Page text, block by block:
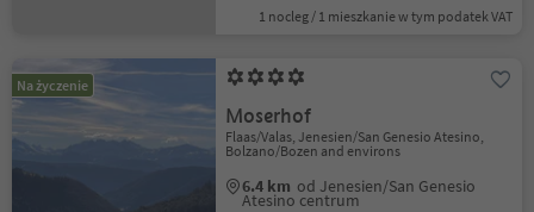
1 nocleg / 1 mieszkanie w tym podatek VAT
Na życzenie
Moserhof
Flaas/Valas, Jenesien/San Genesio Atesino,
Bolzano/Bozen and environs
6.4 km od Jenesien/San Genesio
Atesino centrum